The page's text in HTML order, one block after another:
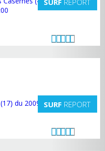
SURF REPORT
SURF REPORT